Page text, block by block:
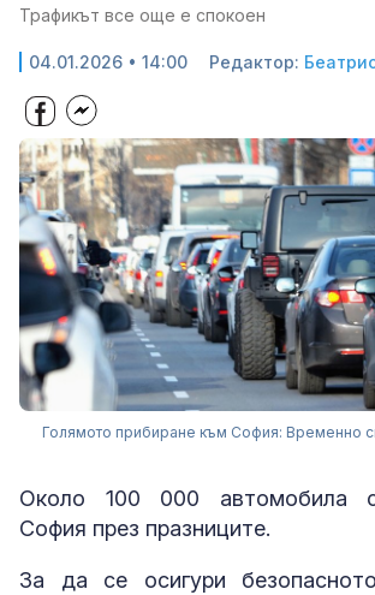
Трафикът все още е спокоен
04.01.2026 • 14:00 Редактор:
Голямото прибиране към София: Временно
Около 100 000 автомобила
София през празниците.
За да се осигури